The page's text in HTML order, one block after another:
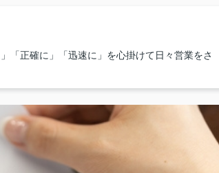
「正確に」「迅速に」を心掛けて日々営業をさ